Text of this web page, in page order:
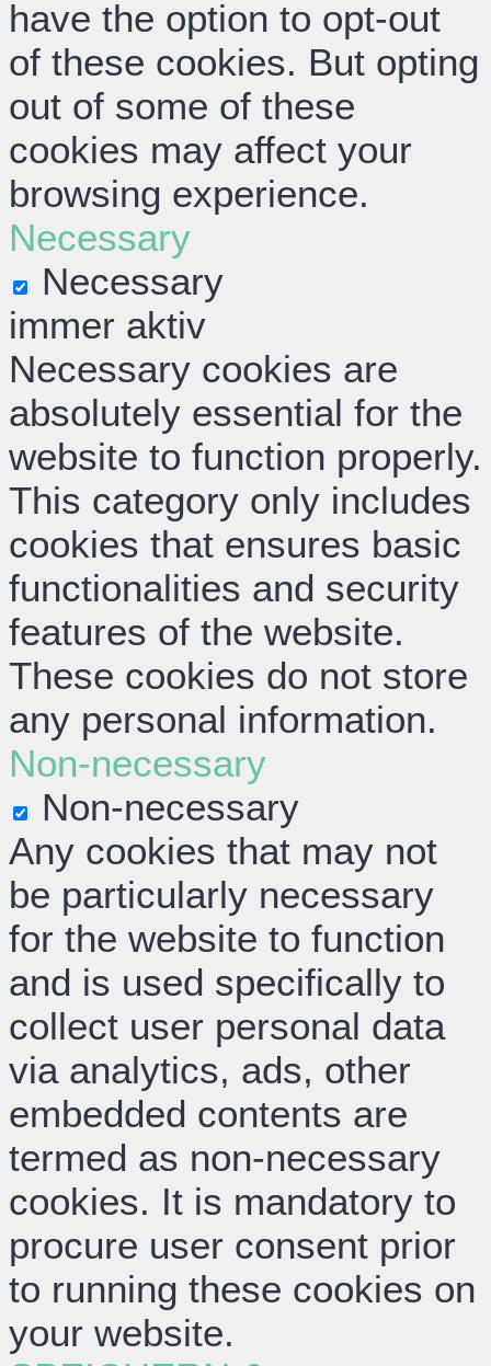
have the option to opt-out
of these cookies. But opting
out of some of these
cookies may affect your
browsing experience.
Necessary
Necessary
immer aktiv
Necessary cookies are
absolutely essential for the
website to function properly.
This category only includes
cookies that ensures basic
functionalities and security
features of the website.
These cookies do not store
any personal information.
Non-necessary
Non-necessary
Any cookies that may not
be particularly necessary
for the website to function
and is used specifically to
collect user personal data
via analytics, ads, other
embedded contents are
termed as non-necessary
cookies. It is mandatory to
procure user consent prior
to running these cookies on
your website.